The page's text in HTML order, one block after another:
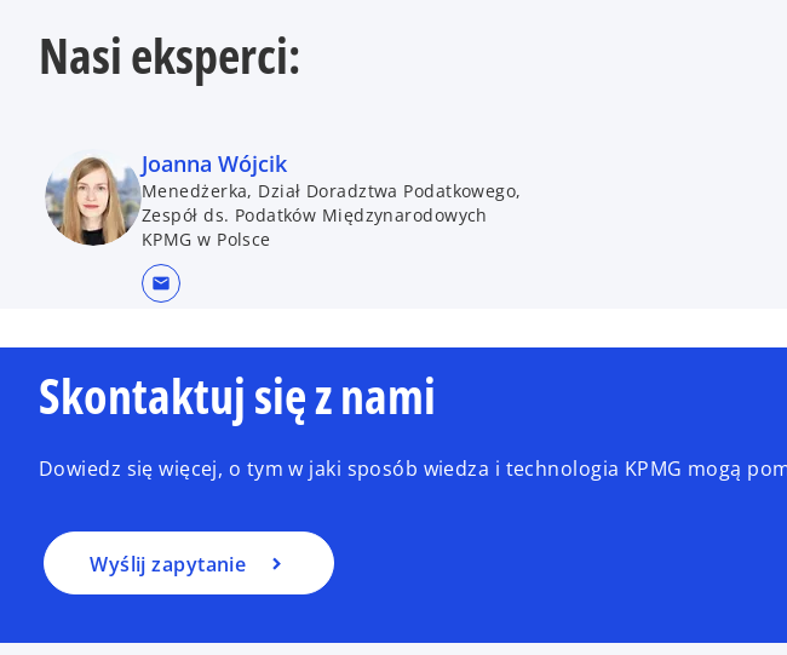
Nasi eksperci:
Joanna Wójcik
Menedżerka, Dział Doradztwa Podatkowego,
Zespół ds. Podatków Międzynarodowych
KPMG w Polsce
mail
Skontaktuj się z nami
Dowiedz się więcej, o tym w jaki sposób wiedza i technologia KPMG mogą
Wyślij zapytanie